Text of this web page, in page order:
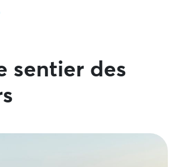
sentier des